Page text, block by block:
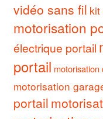
vidéo sans fil
motorisation
électrique portail
portail
motorisation
portail